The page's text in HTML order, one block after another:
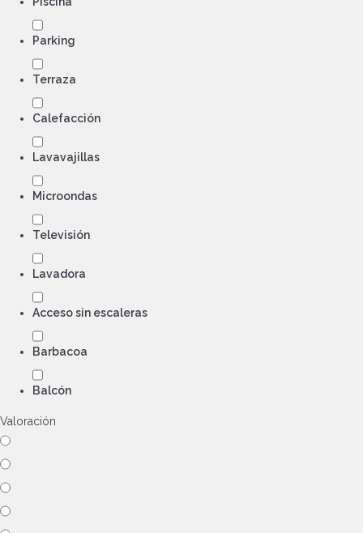
Parking
Terraza
Calefacción
Lavavajillas
Microondas
Televisión
Lavadora
Acceso sin escaleras
Barbacoa
Balcón
Valoración